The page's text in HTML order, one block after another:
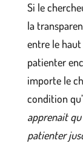
Si le
la
entre le haut
patienter
importe le
condition
apprenait
patienter